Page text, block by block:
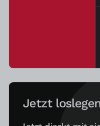
Jetzt